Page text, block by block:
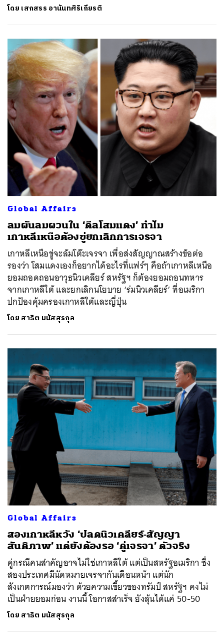
โดย เสกสรร อานันทศิริเกียรติ
Global Affairs
ลมผันลมผวนใน ‘ดีลโสมแดง’ ทำไม
เกาหลีเหนือต้องขู่ยกเลิกการเจรจา
เกาหลีเหนือขู่จะล้มโต๊ะเจรจา เพื่อส่งสัญญาณสร้างข้อต่อ
รองว่า โสมแดงเองก็อยากได้อะไรที่แฟร์ๆ คือถ้าเกาหลีเหนือ
ยอมถอดถอนอาวุธนิวเคลียร์ สหรัฐฯ ก็ต้องยอมถอนทหาร
จากเกาหลีใต้ และยกเลิกนโยบาย ‘ร่มนิวเคลียร์’ ที่อเมริกา
ปกป้องคุ้มครองเกาหลีใต้และญี่ปุ่น
โดย สาธิต มนัสสุรกุล
Global Affairs
สองเกาหลีหวัง ‘ปลดนิวเคลียร์-สัญญา
สันติภาพ’ แต่ยังต้องรอ ‘คู่เจรจา’ ตัวจริง
คู่กรณีคนสำคัญอาจไม่ใช่เกาหลีใต้ แต่เป็นสหรัฐอเมริกา ซึ่ง
สองประเทศมีนัดหมายเจรจากันเดือนหน้า แต่นัก
สังเกตการณ์มองว่า ด้วยความเขี้ยวของทรัมป์ สหรัฐฯ คงไม่
เป็นฝ่ายยอมก่อน งานนี้ โอกาสสำเร็จ ยังลุ้นได้แค่ 50-50
โดย สาธิต มนัสสุรกุล